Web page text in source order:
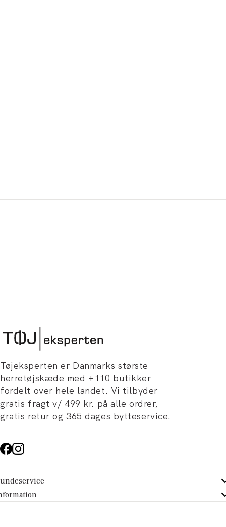
Tøjeksperten er Danmarks største
herretøjskæde med +110 butikker
fordelt over hele landet. Vi tilbyder
gratis fragt v/ 499 kr. på alle ordrer,
gratis retur og 365 dages bytteservice.
- Hjælpecenter
Tøjeksperten